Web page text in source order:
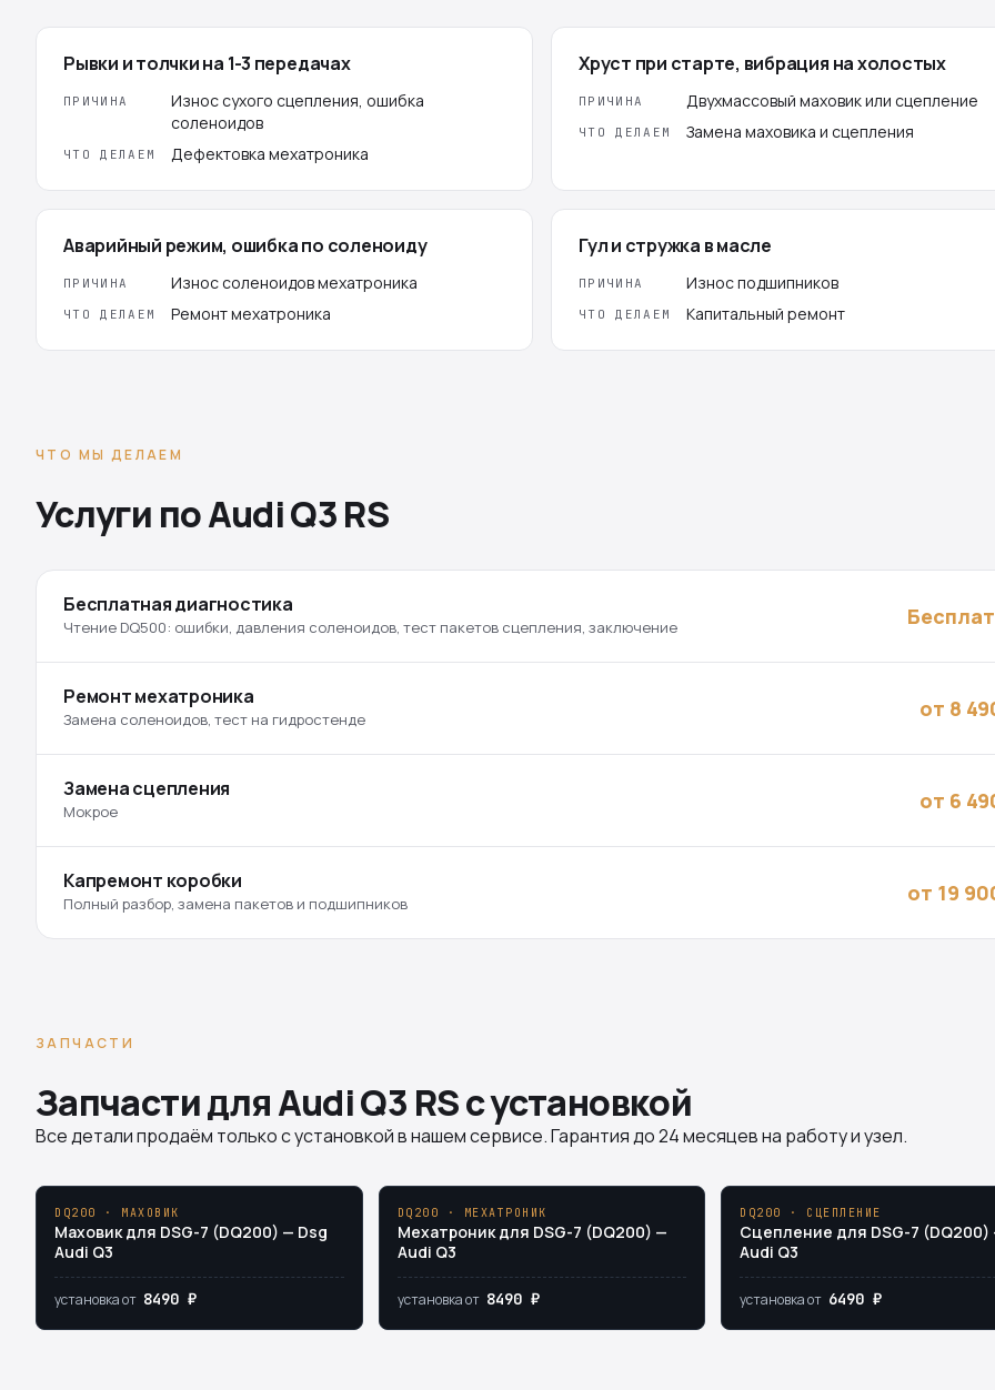
Рывки и толчки на 1-3 передачах
ПРИЧИНА
Износ сухого сцепления, ошибка
соленоидов
ЧТО ДЕЛАЕМ Дефектовка мехатроника
Хруст при старте, вибрация на холостых
ПРИЧИНА Двухмассовый маховик или сцепление
ЧТО ДЕЛАЕМ Замена маховика и сцепления
Аварийный режим, ошибка по соленоиду
ПРИЧИНА Износ соленоидов мехатроника
ЧТО ДЕЛАЕМ Ремонт мехатроника
Гул и стружка в масле
ПРИЧИНА Износ подшипников
ЧТО ДЕЛАЕМ Капитальный ремонт
ЧТО МЫ ДЕЛАЕМ
Услуги по Audi Q3 RS
Бесплатная диагностика
Чтение DQ500: ошибки, давления соленоидов, тест пакетов сцепления, заключение
Ремонт мехатроника
Замена соленоидов, тест на гидростенде от 8
Замена сцепления
Мокрое от 6
Капремонт коробки
Полный разбор, замена пакетов и подшипников от 19
ЗАПЧАСТИ
Запчасти для Audi Q3 RS с установкой
Все детали продаём только с установкой в нашем сервисе. Гарантия до 24 месяцев на работу и узел.
DQ200 · МАХОВИК
Маховик для DSG-7 (DQ200) — Dsg
Audi Q3
установка от 8490 ₽
DQ200 · МЕХАТРОНИК
Мехатроник для DSG-7 (DQ200) —
Audi Q3
установка от 8490 ₽
DQ200 · СЦЕПЛЕНИЕ
Сцепление для DSG-7 (DQ200)
Audi Q3
установка от 6490 ₽